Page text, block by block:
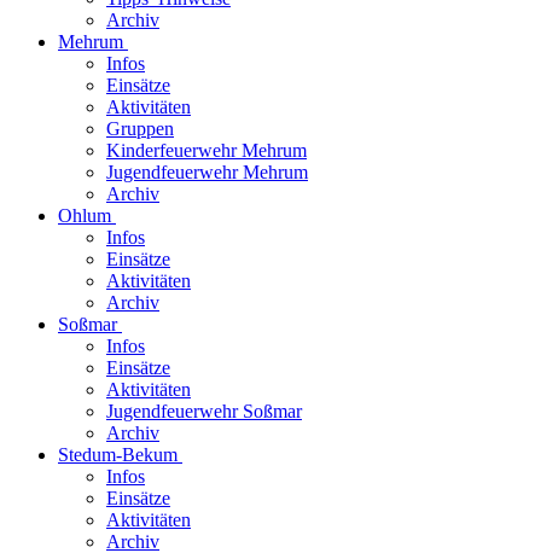
Archiv
Mehrum
Infos
Einsätze
Aktivitäten
Gruppen
Kinderfeuerwehr Mehrum
Jugendfeuerwehr Mehrum
Archiv
Ohlum
Infos
Einsätze
Aktivitäten
Archiv
Soßmar
Infos
Einsätze
Aktivitäten
Jugendfeuerwehr Soßmar
Archiv
Stedum-Bekum
Infos
Einsätze
Aktivitäten
Archiv